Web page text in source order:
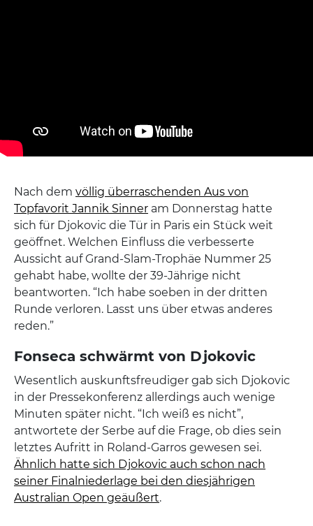
Nach dem völlig überraschenden Aus von
Topfavorit Jannik Sinner am Donnerstag hatte
sich für Djokovic die Tür in Paris ein Stück weit
geöffnet. Welchen Einfluss die verbesserte
Aussicht auf Grand-Slam-Trophäe Nummer 25
gehabt habe, wollte der 39-Jährige nicht
beantworten. “Ich habe soeben in der dritten
Runde verloren. Lasst uns über etwas anderes
reden.”
Fonseca schwärmt von Djokovic
Wesentlich auskunftsfreudiger gab sich Djokovic
in der Pressekonferenz allerdings auch wenige
Minuten später nicht. “Ich weiß es nicht”,
antwortete der Serbe auf die Frage, ob dies sein
letztes Aufritt in Roland-Garros gewesen sei.
Ähnlich hatte sich Djokovic auch schon nach
seiner Finalniederlage bei den diesjährigen
Australian Open geäußert.